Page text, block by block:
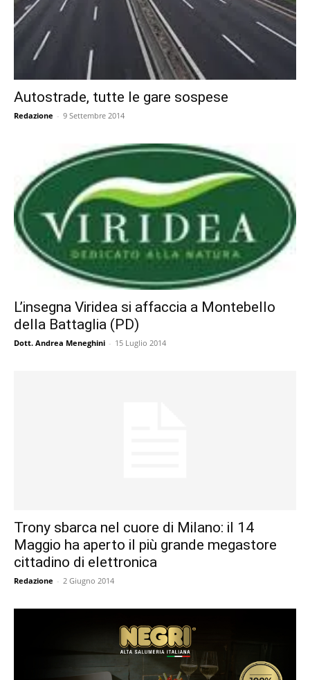
Autostrade, tutte le gare sospese
Redazione - 9 Settembre 2014
L’insegna Viridea si affaccia a Montebello
della Battaglia (PD)
Dott. Andrea Meneghini - 15 Luglio 2014
Trony sbarca nel cuore di Milano: il 14
Maggio ha aperto il più grande megastore
cittadino di elettronica
Redazione - 2 Giugno 2014